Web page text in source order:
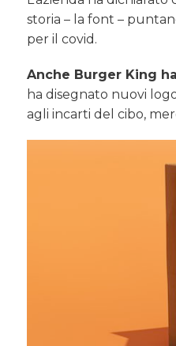
storia – la font –
per il covid.
Anche Burger King
ha disegnato nuovi
agli incarti del cibo,